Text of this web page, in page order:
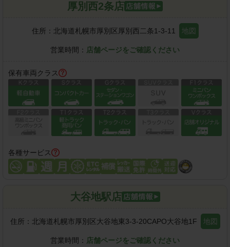
厚別西2条店
住所： 北海道札幌市厚別区厚別西二条1-3-11 地図
営業時間： 店舗ページをご確認ください
保有車両クラス
各種サービス
大谷地駅店
住所： 北海道札幌市厚別区大谷地東3-3-20CAPO大谷地1F 地図
営業時間： 店舗ページをご確認ください